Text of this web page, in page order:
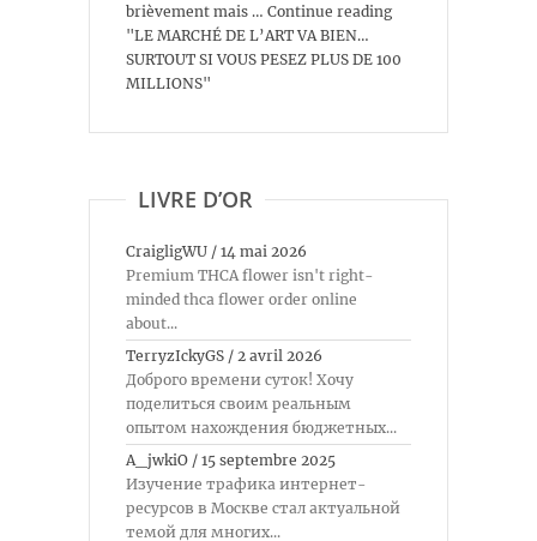
brièvement mais … Continue reading
"LE MARCHÉ DE L’ART VA BIEN…
SURTOUT SI VOUS PESEZ PLUS DE 100
MILLIONS"
LIVRE D’OR
CraigligWU / 14 mai 2026
Premium THCA flower isn't right-
minded thca flower order online
about...
TerryzIckyGS / 2 avril 2026
Доброго времени суток! Хочу
поделиться своим реальным
опытом нахождения бюджетных...
A_jwkiO / 15 septembre 2025
Изучение трафика интернет-
ресурсов в Москве стал актуальной
темой для многих...